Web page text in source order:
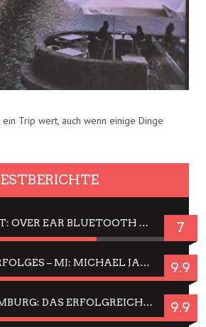
ein Trip wert, auch wenn einige Dinge
JBL TUNE 720BT: OVER EAR BLUETOOTH KOPFHÖRER UM DIE 50,-€ IM DAUER-TEST 7
WEGEN DES ERFOLGES – MJ: MICHAEL JACKSON MUSICAL IN EINER MATINEE SEHEN 9.9
JELLYFISH HAMBURG: DAS ERFOLGREICHE SOMMER-MENÜ 2025 IN GEFÜHLEN UND BILDERN 9.9